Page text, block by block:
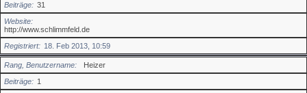
Beiträge
31
Website
http://www.schlimmfeld.de
Registriert
18. Feb 2013, 10:59
Rang, Benutzername
Heizer
Beiträge
1